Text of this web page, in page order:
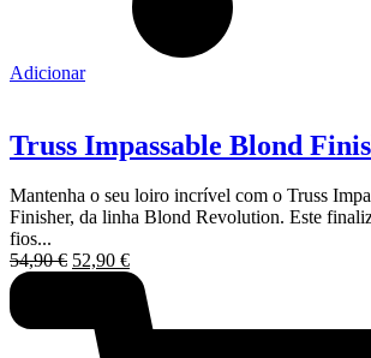
Adicionar
Truss Impassable Blond
Mantenha o seu loiro incrível com o Truss
Finisher, da linha Blond Revolution. Este
fios...
54,90€ O
era:
54,90 €.
52,90 €O
preço
atual